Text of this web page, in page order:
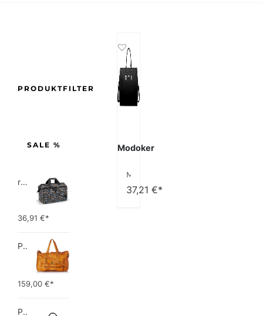
Modoker
37,21€*
PRODUKTFILTER
SALE %
reisenthel allrounder L pocket  Vielseitige Doktortasche für Reise, Arbeit und Freizeit  Mit praktischer Trolley…
36,91 €*
PIECES TOTALLY ROYAL LEATHER TRAVEL BAG 17055349 Damen Umhängetaschen ,1 Groesse (51 x 33 x 14,5 cm)
159,00 €*
Picard Unisex-Erwachsene Buddy Gepäck- Handgepäck